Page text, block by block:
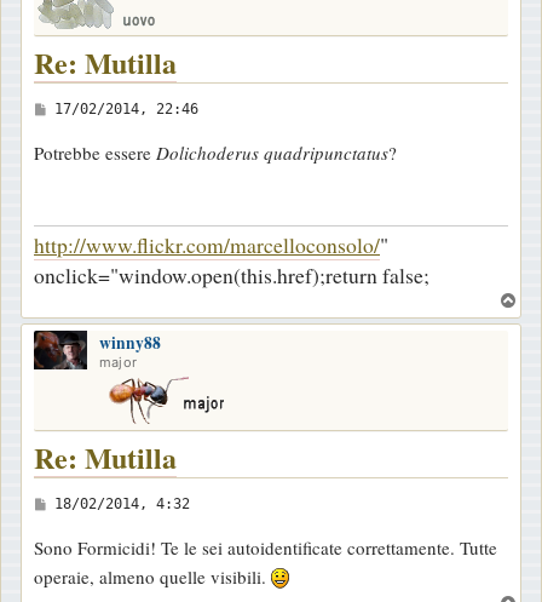
Re: Mutilla
M
s
a
g
g
o
17/02/2014, 22:46
Potrebbe essere Dolichoderus quadripunctatus?
http://www.flickr.com/marcelloconsolo/"
onclick="window.open(this.href);return false;
o
winny88
major
Re: Mutilla
M
s
s
18/02/2014, 4:32
Sono Formicidi! Te le sei autoidentificate correttamente. Tutte
operaie, almeno quelle visibili.